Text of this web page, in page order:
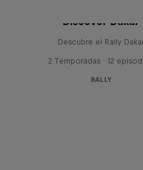
Discover Dakar
Descubre el Rally
2 Temporadas · 12
RALLY